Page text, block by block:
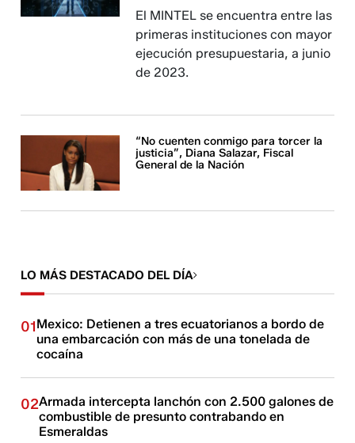
El MINTEL se encuentra entre las
primeras instituciones con mayor
ejecución presupuestaria, a junio
de 2023.
“No cuenten conmigo para torcer la
justicia”, Diana Salazar, Fiscal
General de la Nación
LO MÁS DESTACADO DEL DÍA
01Mexico: Detienen a tres ecuatorianos a bordo de
una embarcación con más de una tonelada de
cocaína
02Armada intercepta lanchón con 2.500 galones de
combustible de presunto contrabando en
Esmeraldas